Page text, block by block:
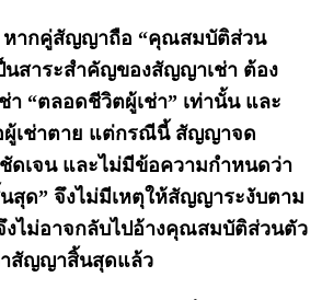
หากคู่สัญญาถือ “คุณสมบัติส่วน
นสาระสำคัญของสัญญาเช่า ต้อง
า “ตลอดชีวิตผู้เช่า” เท่านั้น และ
เช่าตาย แต่กรณีนี้ สัญญาจด
ดเจน และไม่มีข้อความกำหนดว่า
สุด” จึงไม่มีเหตุให้สัญญาระงับตาม
งไม่อาจกลับไปอ้างคุณสมบัติส่วนตัว
าสัญญาสิ้นสุดแล้ว